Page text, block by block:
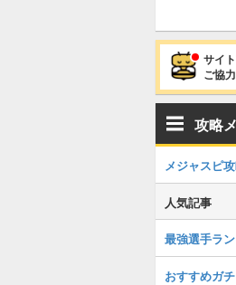
サイ
ご協
攻略
メジャスピ
人気記事
最強選手ラ
おすすめガ